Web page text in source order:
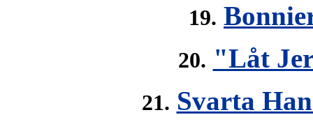
19.
20. "Låt
21. Svarta